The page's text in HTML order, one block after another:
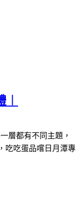
層都有不同主題，
吃吃蛋品嚐日月潭專